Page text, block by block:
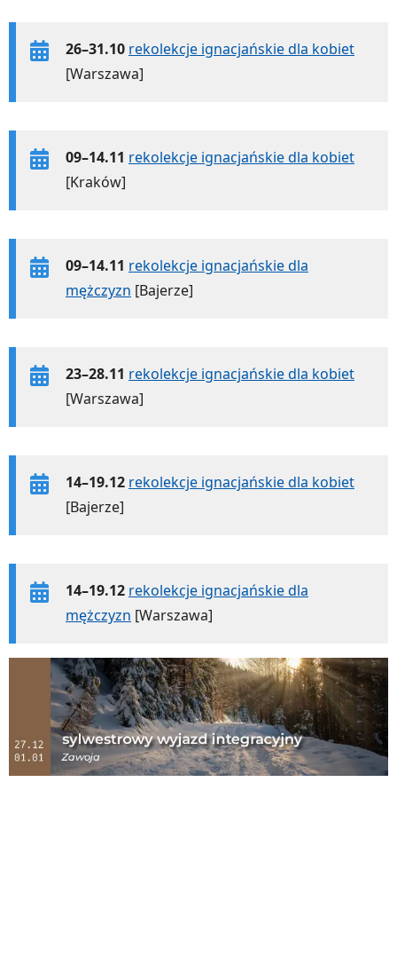
26–31.10 rekolekcje ignacjańskie dla kobiet
[Warszawa]
09–14.11 rekolekcje ignacjańskie dla kobiet
[Kraków]
09–14.11 rekolekcje ignacjańskie dla
mężczyzn [Bajerze]
23–28.11 rekolekcje ignacjańskie dla kobiet
[Warszawa]
14–19.12 rekolekcje ignacjańskie dla kobiet
[Bajerze]
14–19.12 rekolekcje ignacjańskie dla
mężczyzn [Warszawa]